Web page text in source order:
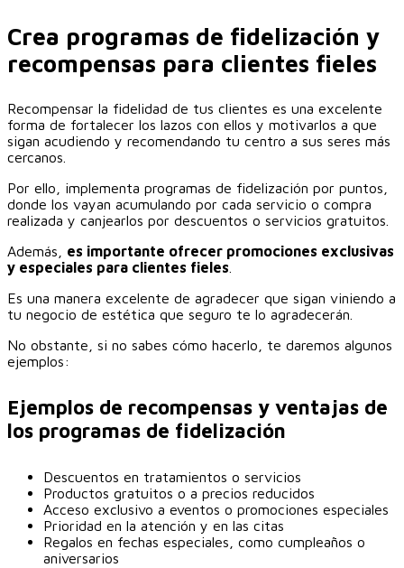
Crea programas de fidelización y
recompensas para clientes fieles
Recompensar la fidelidad de tus clientes es una excelente
forma de fortalecer los lazos con ellos y motivarlos a que
sigan acudiendo y recomendando tu centro a sus seres más
cercanos.
Por ello, implementa programas de fidelización por puntos,
donde los vayan acumulando por cada servicio o compra
realizada y canjearlos por descuentos o servicios gratuitos.
Además, es importante ofrecer promociones exclusivas
y especiales para clientes fieles
Es una manera excelente de agradecer que sigan viniendo a
tu negocio de estética que seguro te lo agradecerán.
No obstante, si no sabes cómo hacerlo, te daremos algunos
ejemplos:
Ejemplos de recompensas y ventajas de
los programas de fidelización
Descuentos en tratamientos o servicios
Productos gratuitos o a precios reducidos
Acceso exclusivo a eventos o promociones especiales
Prioridad en la atención y en las citas
Regalos en fechas especiales, como cumpleaños o
aniversarios